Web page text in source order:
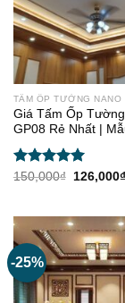
Giá Tấm Ốp
GP08 Rẻ Nhất |
Được xếp
150,000₫
Giá
126,000₫
-25%